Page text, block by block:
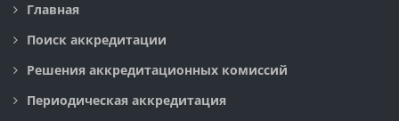
Главная
Поиск аккредитации
Решения аккредитационных комиссий
Периодическая аккредитация